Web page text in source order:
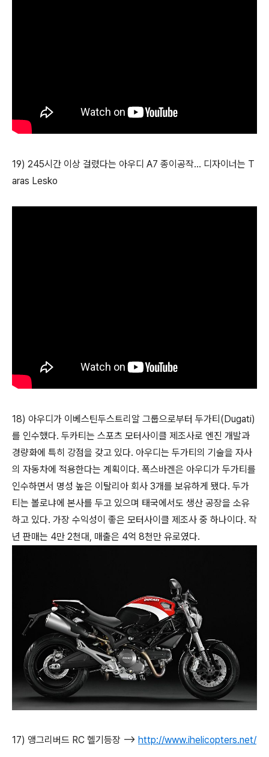
19) 245시간 이상 걸렸다는 아우디 A7 종이공작... 디자이너는 T
aras Lesko
18) 아우디가 이베스틴두스트리알 그룹으로부터 두가티(Dugati)
를 인수했다. 두카티는 스포츠 모터사이클 제조사로 엔진 개발과
경량화에 특히 강점을 갖고 있다. 아우디는 두가티의 기술을 자사
의 자동차에 적용한다는 계획이다. 폭스바겐은 아우디가 두가티를
인수하면서 명성 높은 이탈리아 회사 3개를 보유하게 됐다. 두가
티는 볼로냐에 본사를 두고 있으며 태국에서도 생산 공장을 소유
하고 있다. 가장 수익성이 좋은 모터사이클 제조사 중 하나이다. 작
년 판매는 4만 2천대, 매출은 4억 8천만 유로였다.
17) 앵그리버드 RC 헬기등장 --> http://www.ihelicopters.net/